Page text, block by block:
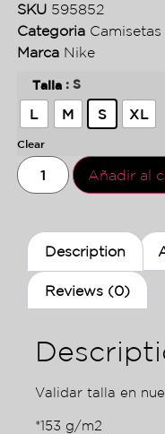
SKU 595852
Categoria Camisetas
Marca Nike
Talla : S
L M S XL
Clear
Añadir al
Description
Reviews (0)
Validar talla en
*153 g/m2